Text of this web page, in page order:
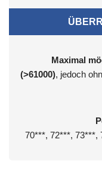
Maximal
(>61000), jedoch
70***, 72***, 73***,